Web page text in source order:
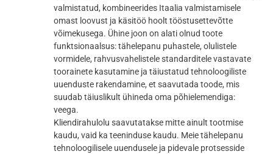
valmistatud, kombineerides Itaalia valmistamisele
omast loovust ja käsitöö hoolt tööstusettevõtte
võimekusega. Ühine joon on alati olnud toote
funktsionaalsus: tähelepanu puhastele, olulistele
vormidele, rahvusvahelistele standarditele vastavate
toorainete kasutamine ja täiustatud tehnoloogiliste
uuenduste rakendamine, et saavutada toode, mis
suudab täiuslikult ühineda oma põhielemendiga:
veega.
Kliendirahulolu saavutatakse mitte ainult tootmise
kaudu, vaid ka teeninduse kaudu. Meie tähelepanu
tehnoloogilisele uuendusele ja pidevale protsesside